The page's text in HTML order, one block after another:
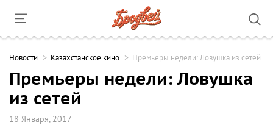
Новости Казахстанское кино Премьеры недели: Ловушка из сетей
Премьеры недели: Ловушка
из сетей
18 Января, 2017